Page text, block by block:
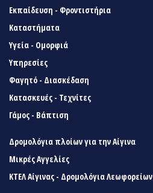
Εκπαίδευση - Φροντιστήρια
Καταστήματα
Υγεία - Ομορφιά
Υπηρεσίες
Φαγητό - Διασκέδαση
Κατασκευές - Τεχνίτες
Γάμος - Βάπτιση
Δρομολόγια πλοίων για την Αίγινα
Μικρές Αγγελίες
ΚΤΕΛ Αίγινας - Δρομολόγια Λεωφορείων